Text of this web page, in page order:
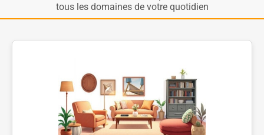
tous les domaines de votre quotidien